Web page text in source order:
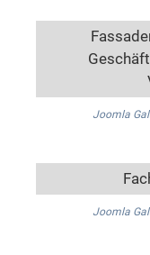
Joomla
Joomla